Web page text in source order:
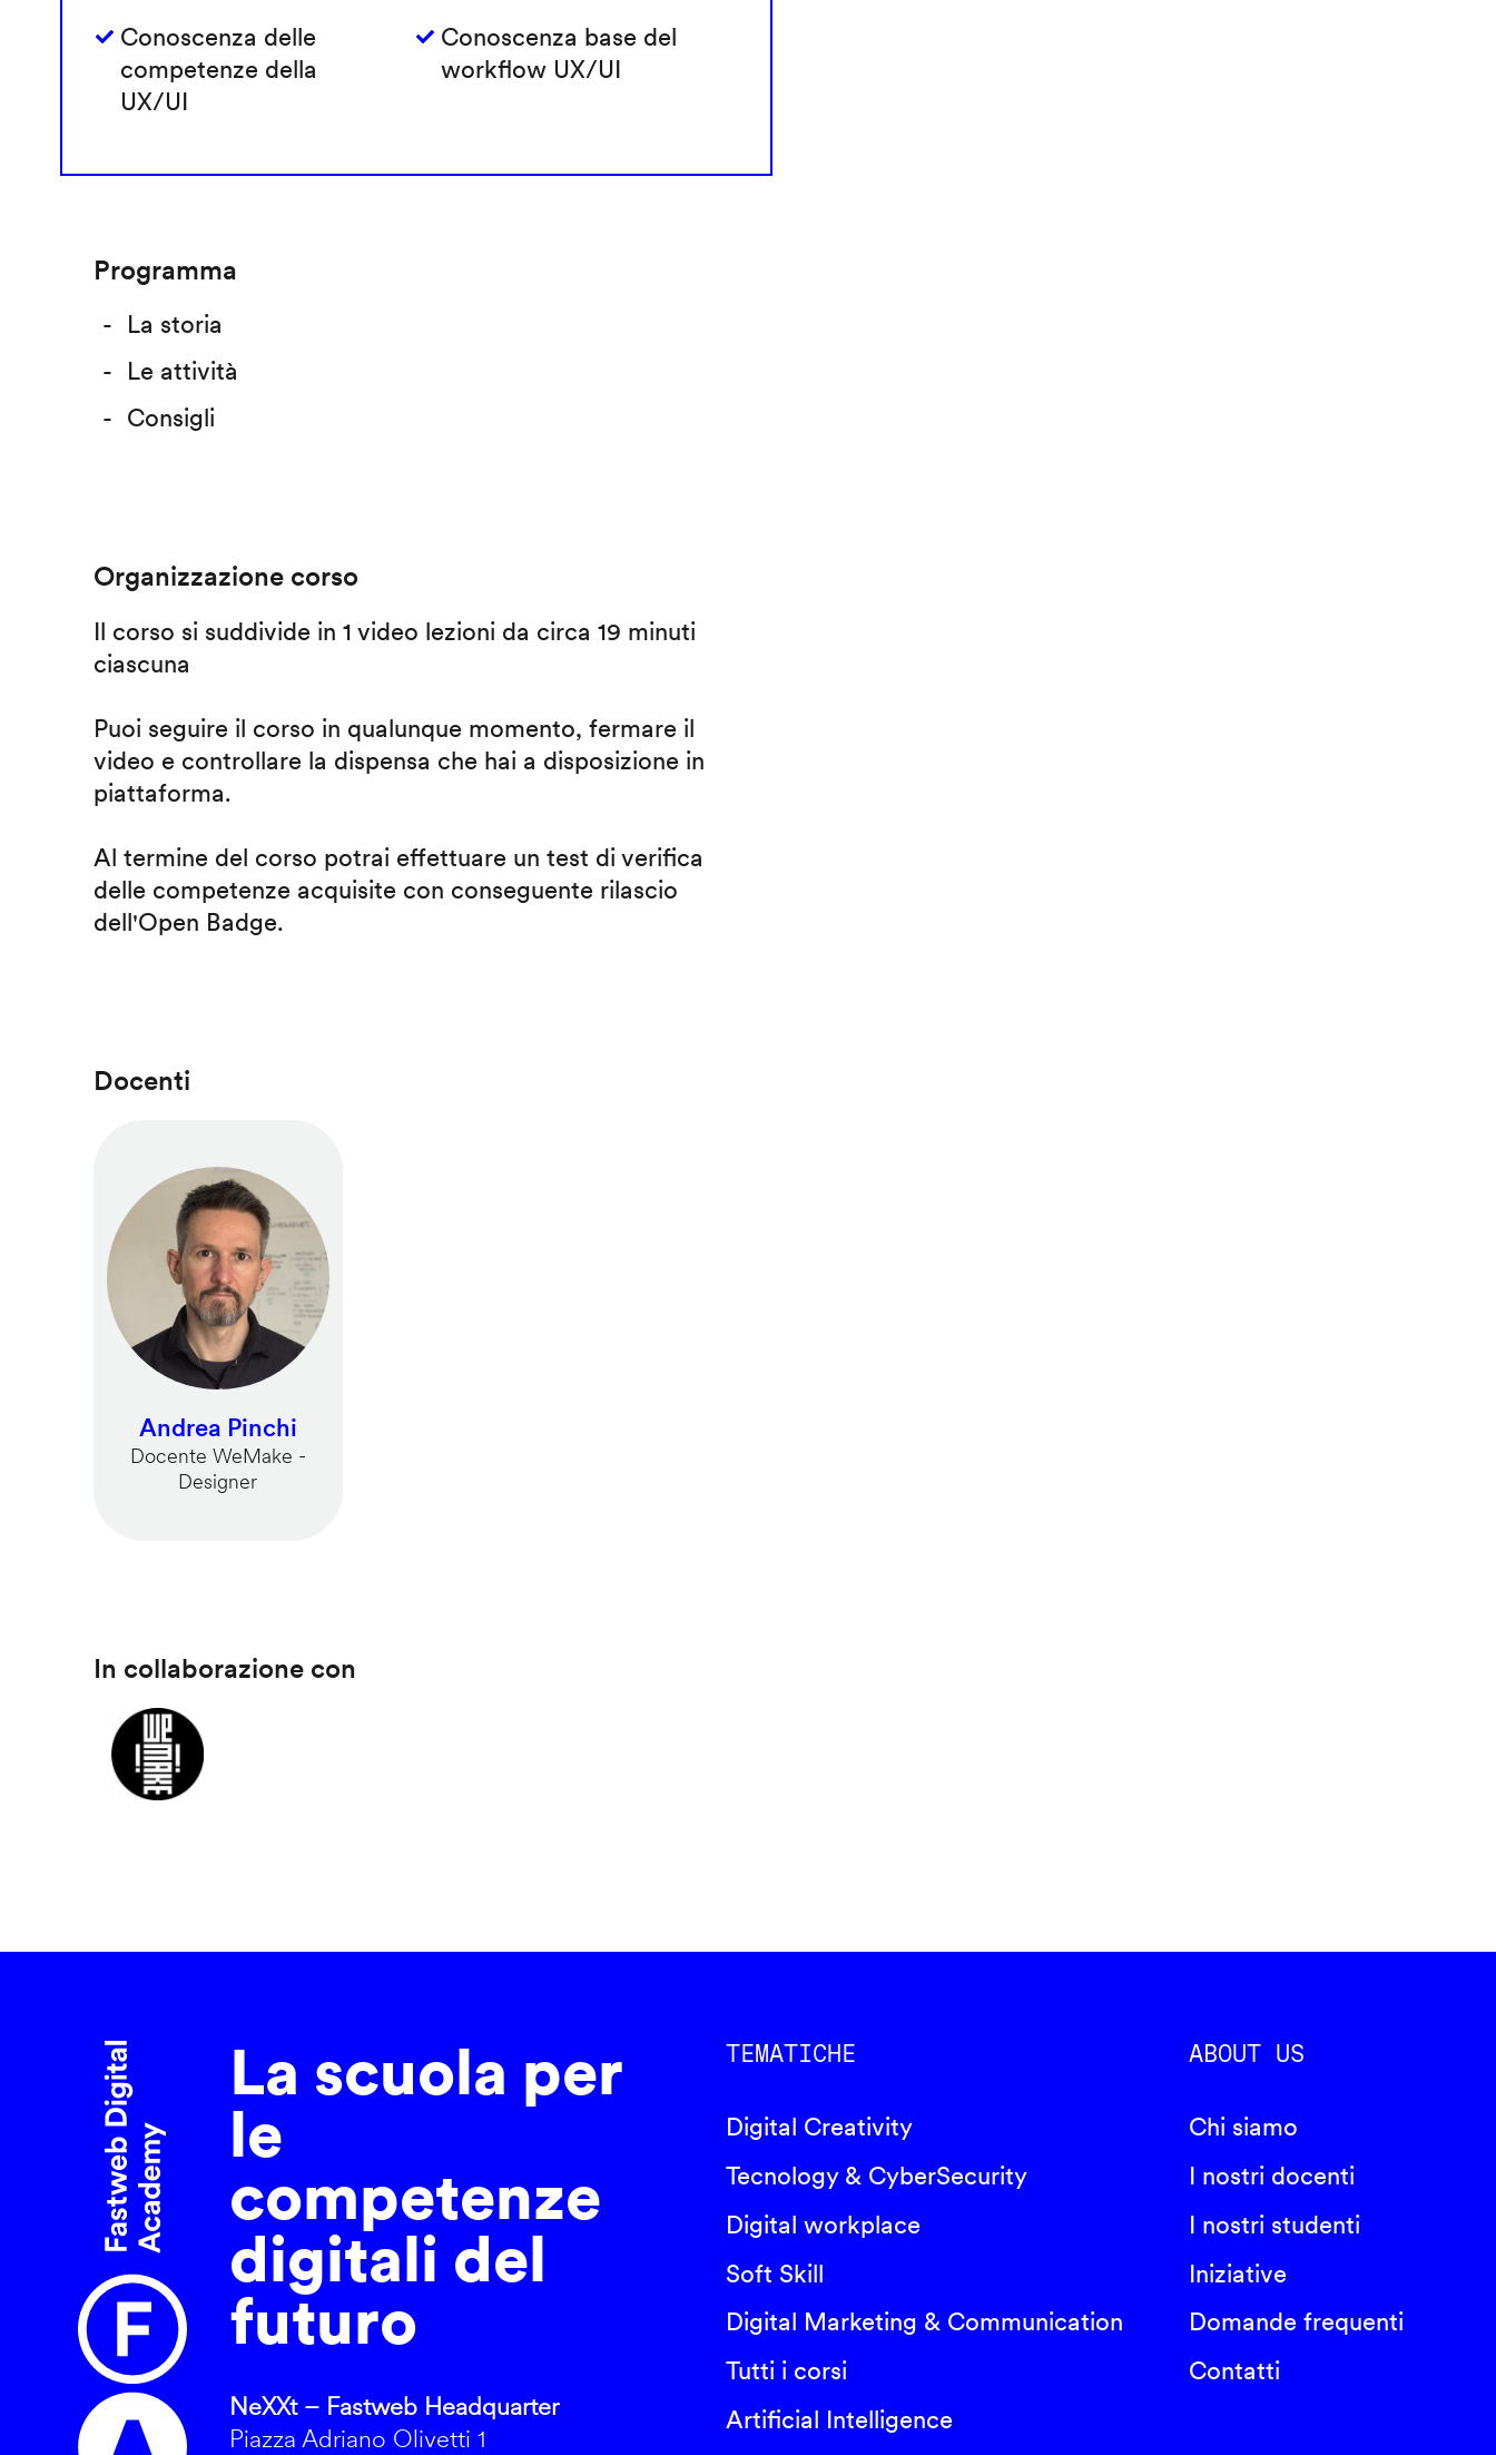
Conoscenza delle
competenze della
UX/UI
Conoscenza base del
workflow UX/UI
Programma
La storia
Le attività
Consigli
Organizzazione corso
Il corso si suddivide in 1 video lezioni da circa 19 minuti
ciascuna
Puoi seguire il corso in qualunque momento, fermare il
video e controllare la dispensa che hai a disposizione in
piattaforma.
Al termine del corso potrai effettuare un test di verifica
delle competenze acquisite con conseguente rilascio
dell'Open Badge.
Docenti
Andrea Pinchi
Docente WeMake -
Designer
In collaborazione con
La scuola per
le
competenze
digitali del
futuro
NeXXt – Fastweb Headquarter
Piazza Adriano Olivetti 1
TEMATICHE
Digital Creativity
Tecnology & CyberSecurity
Digital workplace
Soft Skill
Digital Marketing & Communication
Tutti i corsi
Artificial Intelligence
ABOUT US
Chi siamo
I nostri docenti
I nostri studenti
Iniziative
Domande frequenti
Contatti